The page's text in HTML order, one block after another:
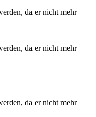
da er nicht mehr
da er nicht mehr
da er nicht mehr